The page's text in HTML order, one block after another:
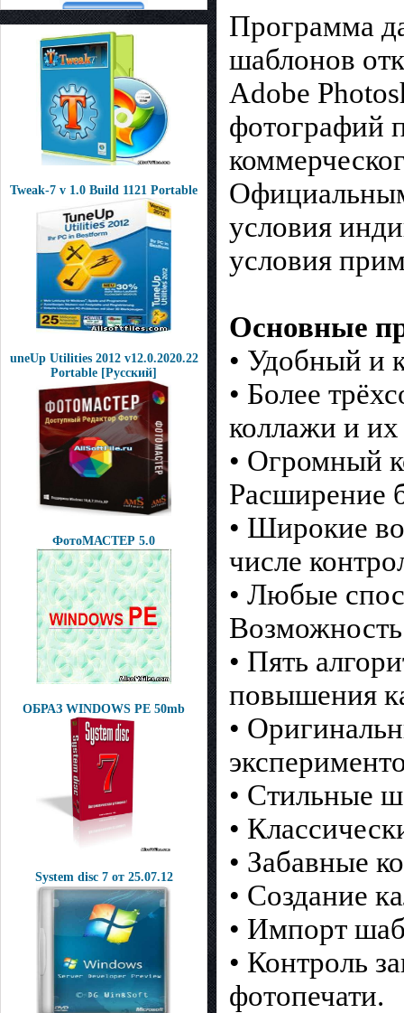
Tweak-7 v 1.0 Build 1121 Portable
uneUp Utilities 2012 v12.0.2020.22
Рortable [Pусcкий]
ФотоМАСТЕР 5.0
ОБРАЗ WINDOWS PE 50mb
System disc 7 от 25.07.12
Программа
шаблонов
Adobe
фотографий
условия
условия
Основные
• Удобный и
• Более
коллажи и
• Огромный
Расширение
• Широкие
числе
• Любые
• Пять
повышения
•
• Стильные
•
• Забавные
• Создание
• Импорт
• Контроль
фотопечати.